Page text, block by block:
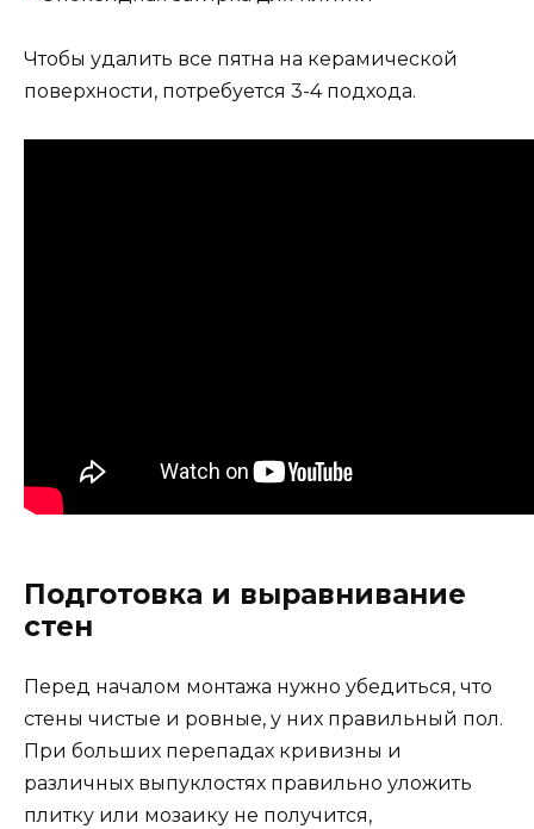
Чтобы удалить все пятна на керамической
поверхности, потребуется 3-4 подхода.
Подготовка и выравнивание
стен
Перед началом монтажа нужно убедиться, что
стены чистые и ровные, у них правильный пол.
При больших перепадах кривизны и
различных выпуклостях правильно уложить
плитку или мозаику не получится,